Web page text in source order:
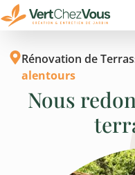
Rénovation de
alentours
Nous